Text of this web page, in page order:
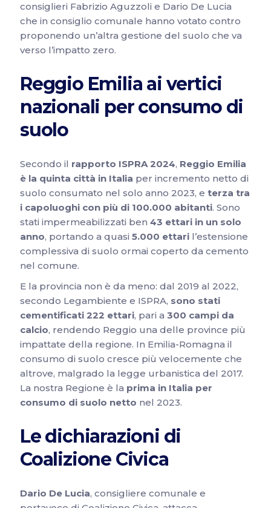
consiglieri Fabrizio Aguzzoli e Dario De Lucia
che in consiglio comunale hanno votato contro
proponendo un’altra gestione del suolo che va
verso l’impatto zero.
Reggio Emilia ai vertici
nazionali per consumo di
suolo
Secondo il rapporto ISPRA 2024, Reggio Emilia
è la quinta città in Italia per incremento netto di
suolo consumato nel solo anno 2023, e terza tra
i capoluoghi con più di 100.000 abitanti. Sono
stati impermeabilizzati ben 43 ettari in un solo
anno, portando a quasi 5.000 ettaril’estensione
complessiva di suolo ormai coperto da cemento
nel comune.
E la provincia non è da meno: dal 2019 al 2022,
secondo Legambiente e ISPRA, sono stati
cementificati 222 ettari, pari a 300 campi da
calcio, rendendo Reggio una delle province più
impattate della regione. In Emilia-Romagna il
consumo di suolo cresce più velocemente che
altrove, malgrado la legge urbanistica del 2017.
La nostra Regione è la prima in Italia per
consumo di suolo netto nel 2023.
Le dichiarazioni di
Coalizione Civica
Dario De Lucia, consigliere comunale e